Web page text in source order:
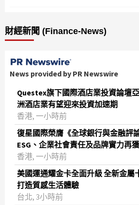
財經新聞 (Finance-News)
News provided by PR Newswire
Questex旗下國際酒店業投資論壇
洲酒店業有望迎來投資加速期
香港, 一小時前
復星國際榮膺《全球銀行與金融評
ESG、企業社會責任及品牌實力再
香港, 一小時前
美國運通耀金卡全面升級 全新金屬
打造質感生活體驗
台北, 3小時前